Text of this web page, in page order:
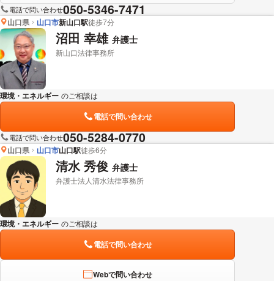
電話で問い合わせ050-5346-7471
山口県 山口市新山口駅徒歩7分
沼田 幸雄 弁護士
新山口法律事務所
環境・エネルギー のご相談は
電話で問い合わせ
電話で問い合わせ050-5284-0770
山口県 山口市山口駅徒歩6分
清水 秀俊 弁護士
弁護士法人清水法律事務所
環境・エネルギー のご相談は
電話で問い合わせ
Webで問い合わせ